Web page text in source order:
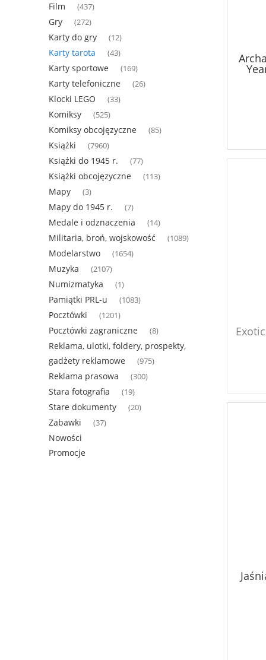
Film (437)
Gry (272)
Karty do gry (12)
Karty tarota (43)
Karty sportowe (169)
Karty telefoniczne (26)
Klocki LEGO (33)
Komiksy (525)
Komiksy obcojęzyczne (85)
Książki (7960)
Książki do 1945 r. (77)
Książki obcojęzyczne (113)
Mapy (3)
Mapy do 1945 r. (7)
Medale i odznaczenia (14)
Militaria, broń, wojskowość (1089)
Modelarstwo (1654)
Muzyka (2107)
Numizmatyka (1)
Pamiątki PRL-u (1083)
Pocztówki (1201)
Pocztówki zagraniczne (8)
Reklama, ulotki, foldery, prospekty,
gadżety reklamowe
(975)
Reklama prasowa (300)
Stara fotografia (19)
Stare dokumenty (20)
Zabawki (37)
Nowości
Promocje